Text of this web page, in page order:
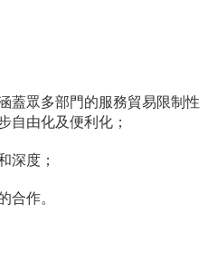
蓋眾多部門的服務貿易限制性
自由化及便利化；
深度；
合作。